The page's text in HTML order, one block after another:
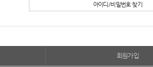
아이디/비밀번호 찾기
회원가입